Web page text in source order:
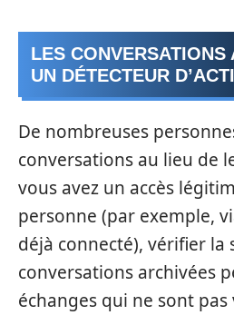
LES CONVERSATIONS
UN DÉTECTEUR
De nombreuses
conversations au lieu de
vous avez un accès
personne (par exemple,
déjà connecté), vérifier la
conversations archivées
échanges qui ne sont pas